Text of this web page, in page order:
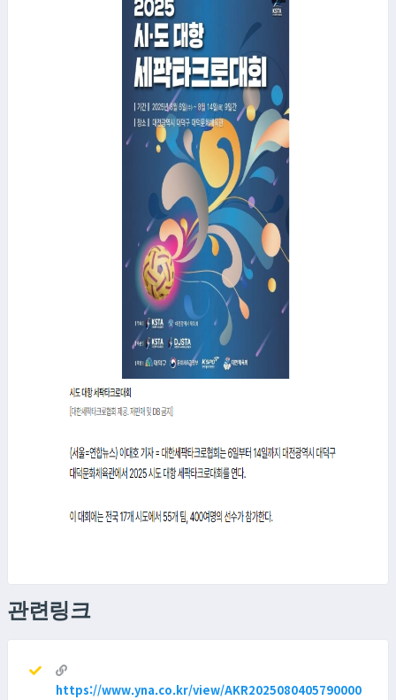
관련링크
https://www.yna.co.kr/view/AKR2025080405790000